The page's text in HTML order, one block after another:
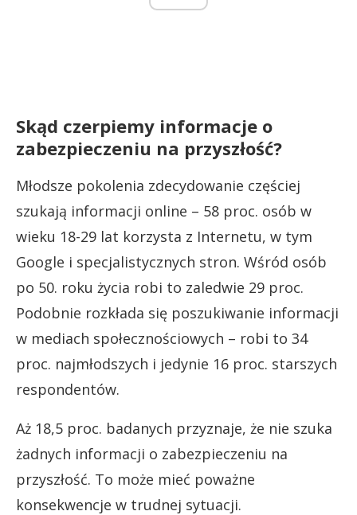
Skąd czerpiemy informacje o
zabezpieczeniu na przyszłość?
Młodsze pokolenia zdecydowanie częściej
szukają informacji online – 58 proc. osób w
wieku 18-29 lat korzysta z Internetu, w tym
Google i specjalistycznych stron. Wśród osób
po 50. roku życia robi to zaledwie 29 proc.
Podobnie rozkłada się poszukiwanie informacji
w mediach społecznościowych – robi to 34
proc. najmłodszych i jedynie 16 proc. starszych
respondentów.
Aż 18,5 proc. badanych przyznaje, że nie szuka
żadnych informacji o zabezpieczeniu na
przyszłość. To może mieć poważne
konsekwencje w trudnej sytuacji.